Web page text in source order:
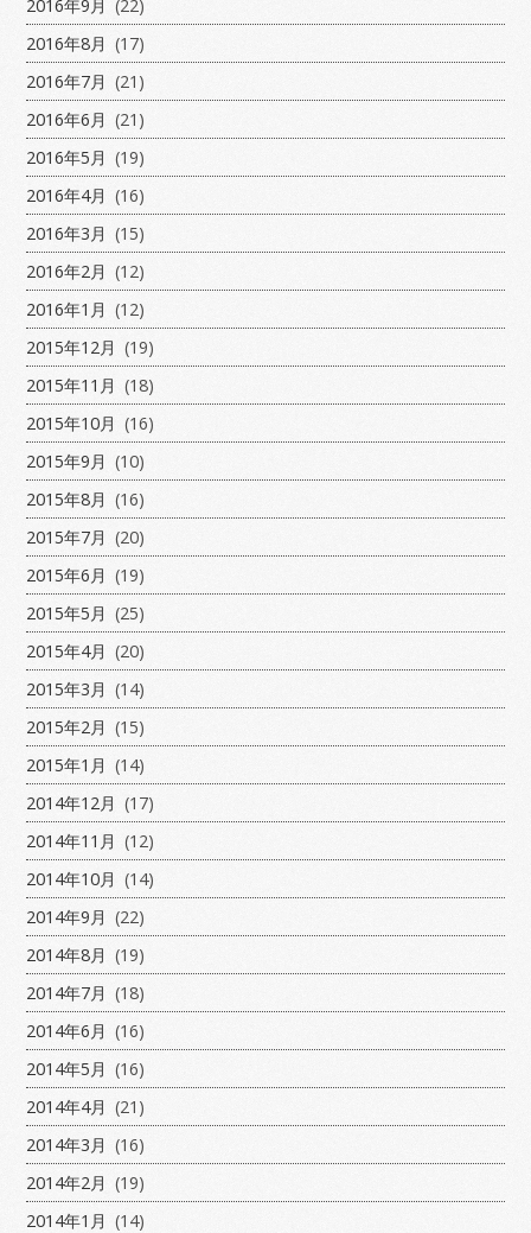
2016年9月 (22)
2016年8月 (17)
2016年7月 (21)
2016年6月 (21)
2016年5月 (19)
2016年4月 (16)
2016年3月 (15)
2016年2月 (12)
2016年1月 (12)
2015年12月 (19)
2015年11月 (18)
2015年10月 (16)
2015年9月 (10)
2015年8月 (16)
2015年7月 (20)
2015年6月 (19)
2015年5月 (25)
2015年4月 (20)
2015年3月 (14)
2015年2月 (15)
2015年1月 (14)
2014年12月 (17)
2014年11月 (12)
2014年10月 (14)
2014年9月 (22)
2014年8月 (19)
2014年7月 (18)
2014年6月 (16)
2014年5月 (16)
2014年4月 (21)
2014年3月 (16)
2014年2月 (19)
2014年1月 (14)